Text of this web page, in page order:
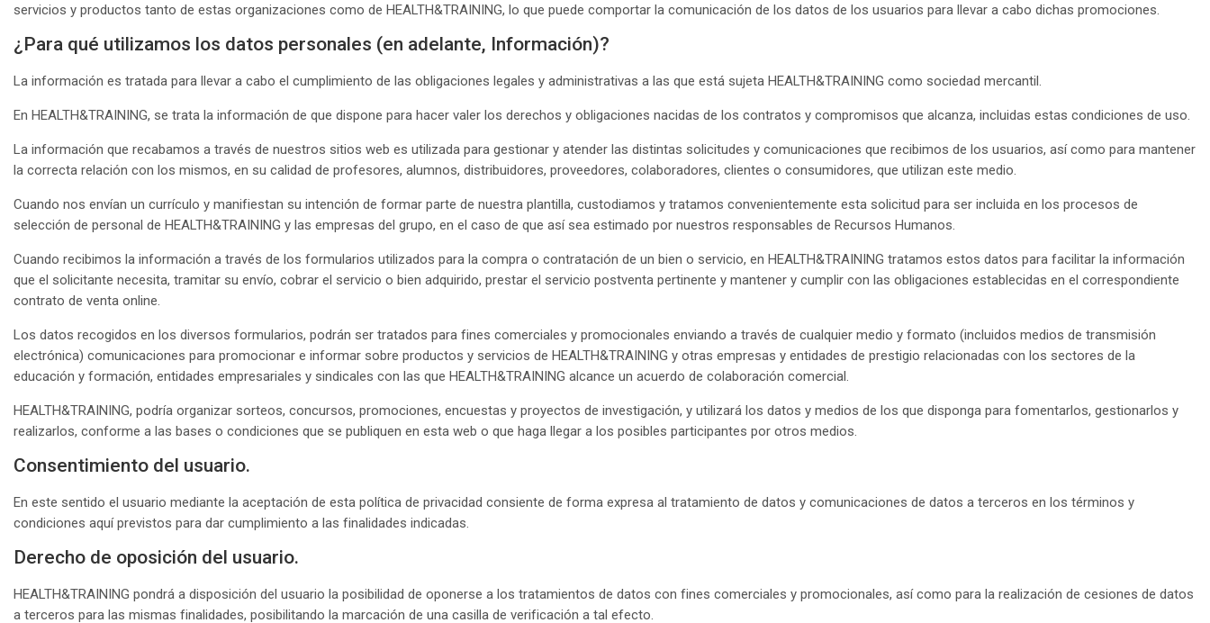
servicios y productos tanto de estas organizaciones como de HEALTH&TRAINING, lo que puede comportar la comunicación de los datos de los usuarios para llevar a cabo dichas promociones.
¿Para qué utilizamos los datos personales (en adelante, Información)?
La información es tratada para llevar a cabo el cumplimiento de las obligaciones legales y administrativas a las que está sujeta HEALTH&TRAINING como sociedad mercantil.
En HEALTH&TRAINING, se trata la información de que dispone para hacer valer los derechos y obligaciones nacidas de los contratos y compromisos que alcanza, incluidas estas condiciones de uso.
La información que recabamos a través de nuestros sitios web es utilizada para gestionar y atender las distintas solicitudes y comunicaciones que recibimos de los usuarios, así como para mantener
la correcta relación con los mismos, en su calidad de profesores, alumnos, distribuidores, proveedores, colaboradores, clientes o consumidores, que utilizan este medio.
Cuando nos envían un currículo y manifiestan su intención de formar parte de nuestra plantilla, custodiamos y tratamos convenientemente esta solicitud para ser incluida en los procesos de
selección de personal de HEALTH&TRAINING y las empresas del grupo, en el caso de que así sea estimado por nuestros responsables de Recursos Humanos.
Cuando recibimos la información a través de los formularios utilizados para la compra o contratación de un bien o servicio, en HEALTH&TRAINING tratamos estos datos para facilitar la información
que el solicitante necesita, tramitar su envío, cobrar el servicio o bien adquirido, prestar el servicio postventa pertinente y mantener y cumplir con las obligaciones establecidas en el correspondiente
contrato de venta online.
Los datos recogidos en los diversos formularios, podrán ser tratados para fines comerciales y promocionales enviando a través de cualquier medio y formato (incluidos medios de transmisión
electrónica) comunicaciones para promocionar e informar sobre productos y servicios de HEALTH&TRAINING y otras empresas y entidades de prestigio relacionadas con los sectores de la
educación y formación, entidades empresariales y sindicales con las que HEALTH&TRAINING alcance un acuerdo de colaboración comercial.
HEALTH&TRAINING, podría organizar sorteos, concursos, promociones, encuestas y proyectos de investigación, y utilizará los datos y medios de los que disponga para fomentarlos, gestionarlos y
realizarlos, conforme a las bases o condiciones que se publiquen en esta web o que haga llegar a los posibles participantes por otros medios.
Consentimiento del usuario.
En este sentido el usuario mediante la aceptación de esta política de privacidad consiente de forma expresa al tratamiento de datos y comunicaciones de datos a terceros en los términos y
condiciones aquí previstos para dar cumplimiento a las finalidades indicadas.
Derecho de oposición del usuario.
HEALTH&TRAINING pondrá a disposición del usuario la posibilidad de oponerse a los tratamientos de datos con fines comerciales y promocionales, así como para la realización de cesiones de datos
a terceros para las mismas finalidades, posibilitando la marcación de una casilla de verificación a tal efecto.